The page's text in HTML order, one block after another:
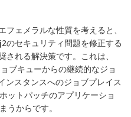
フェメラルな性質を考えると、
のセキュリティ問題を修正する
される解決策です。これは、
ブキューからの継続的なジョ
ンスタンスへのジョブプレイス
ットパッチのアプリケーショ
うからです。